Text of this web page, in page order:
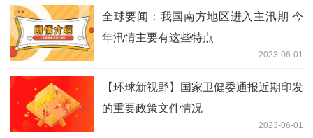
全球要闻：我国南方地区进入主汛期 今
年汛情主要有这些特点
2023-06-01
【环球新视野】国家卫健委通报近期印发
的重要政策文件情况
2023-06-01